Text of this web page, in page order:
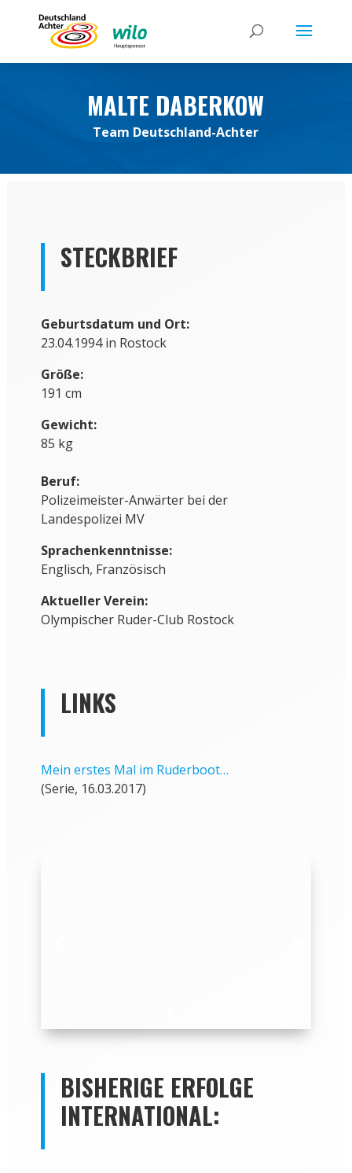
MALTE DABERKOW
Team Deutschland-Achter
STECKBRIEF
Geburtsdatum und Ort:
23.04.1994 in Rostock
Größe:
191 cm
Gewicht:
85 kg
Beruf:
Polizeimeister-Anwärter bei der
Landespolizei MV
Sprachenkenntnisse:
Englisch, Französisch
Aktueller Verein:
Olympischer Ruder-Club Rostock
LINKS
Mein erstes Mal im Ruderboot…
(Serie, 16.03.2017)
BISHERIGE ERFOLGE
INTERNATIONAL: